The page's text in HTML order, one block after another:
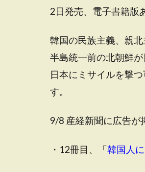
2日発売、電子書籍版
韓国の民族主義、親
半島統一前の北朝鮮
日本にミサイルを撃
す。
9/8 産経新聞に広告が
・12冊目、「韓国人